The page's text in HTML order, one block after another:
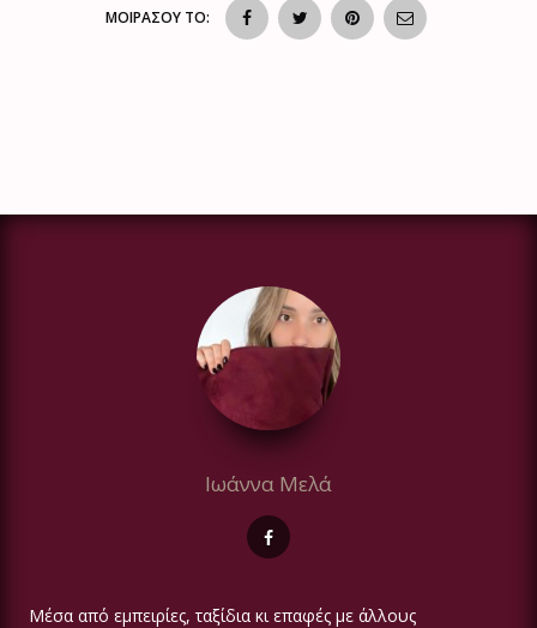
ΜΟΙΡΑΣΟΥ ΤΟ:
Ιωάννα Μελά
Μέσα από εμπειρίες, ταξίδια κι επαφές με άλλους